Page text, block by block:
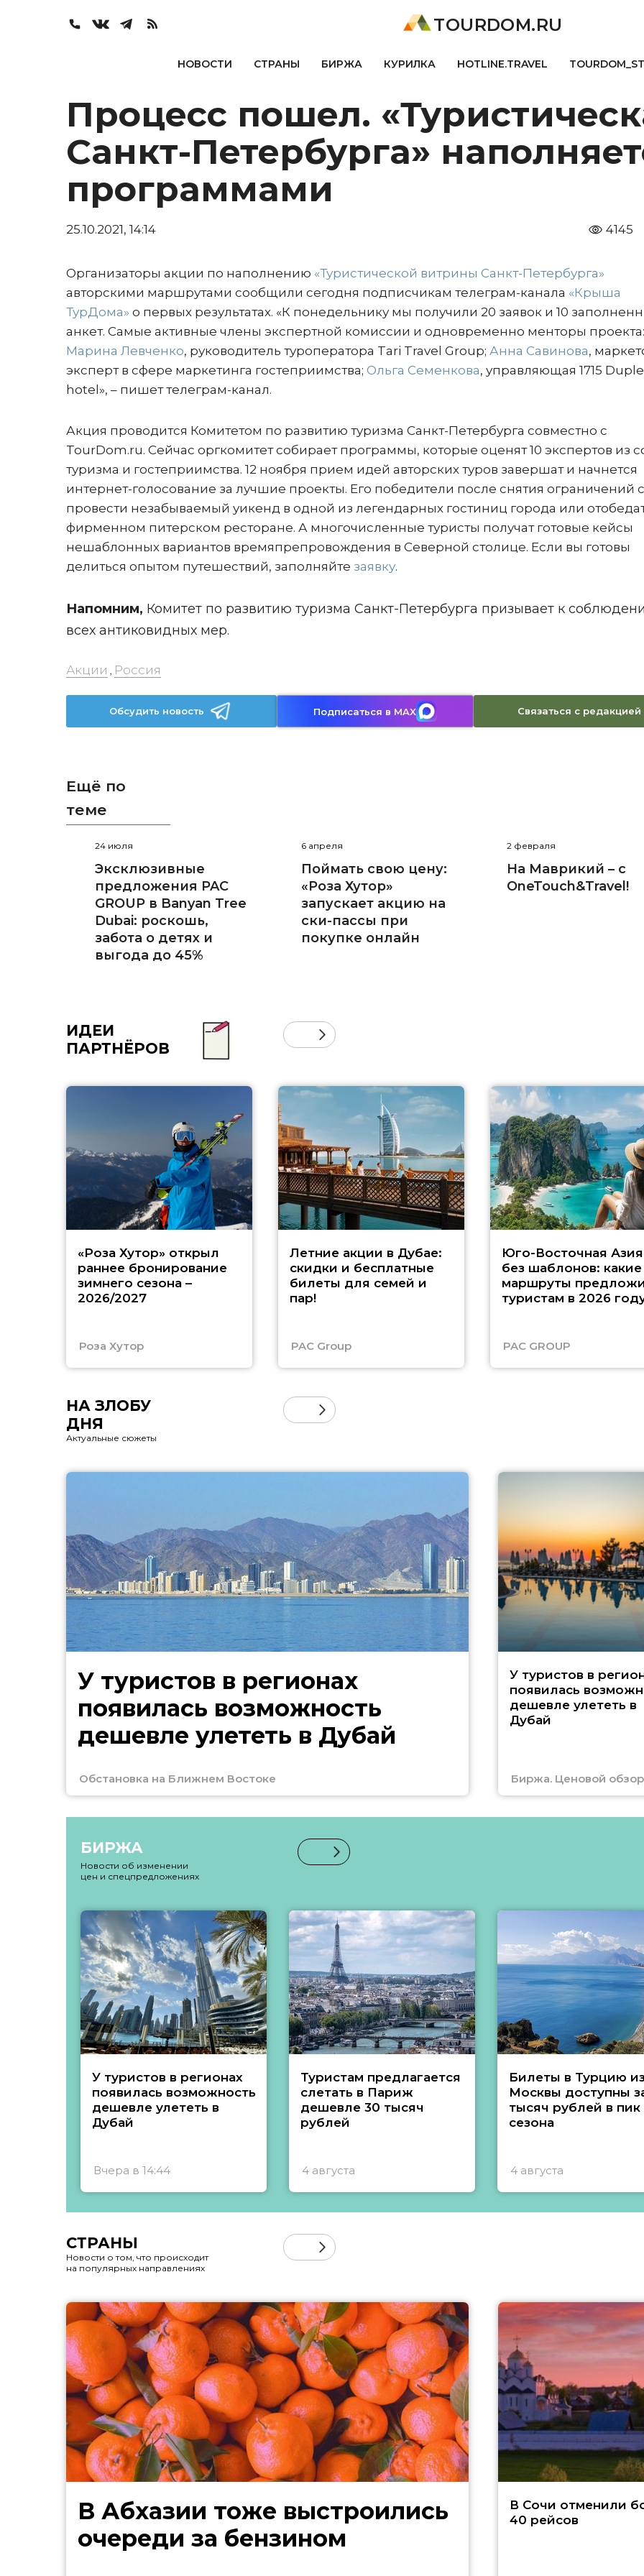
TOURDOM.RU
НОВОСТИ СТРАНЫ БИРЖА КУРИЛКА HOTLINE.TRAVEL
Процесс пошел.
Санкт-Петербурга»
программами
25.10.2021, 14:14 4145
Организаторы акции по наполнению «Туристической витрины Санкт-Петербурга»
авторскими маршрутами сообщили сегодня подписчикам телеграм-канала «Крыша
ТурДома» о первых результатах. «К понедельнику мы получили 20 заявок и 10
анкет. Самые активные члены экспертной комиссии и одновременно менторы проекта:
Марина Левченко, руководитель туроператора Tari Travel Group; Анна Савинова,
эксперт в сфере маркетинга гостеприимства; Ольга Семенкова, управляющая 1715
hotel», – пишет телеграм-канал.
Акция проводится Комитетом по развитию туризма Санкт-Петербурга совместно с
TourDom.ru. Сейчас оргкомитет собирает программы, которые оценят 10 экспертов из
туризма и гостеприимства. 12 ноября прием идей авторских туров завершат и начнется
интернет-голосование за лучшие проекты. Его победители после снятия ограничений
провести незабываемый уикенд в одной из легендарных гостиниц города или
фирменном питерском ресторане. А многочисленные туристы получат готовые кейсы
нешаблонных вариантов времяпрепровождения в Северной столице. Если вы готовы
делиться опытом путешествий, заполняйте заявку.
Напомним, Комитет по развитию туризма Санкт-Петербурга призывает к
всех антиковидных мер.
Акции , Россия
Обсудить новость Подписаться в MAX Связаться с редакцией
Ещё по
теме
24 июля
Эксклюзивные
предложения PAC
GROUP в Banyan Tree
Dubai: роскошь,
забота о детях и
выгода до 45%
6 апреля
Поймать свою цену:
«Роза Хутор»
запускает акцию на
ски-пассы при
покупке онлайн
2 февраля
На Маврикий – с
OneTouch&Travel!
ИДЕИ
ПАРТНЁРОВ
«Роза Хутор» открыл
раннее бронирование
зимнего сезона –
2026/2027
Роза Хутор
Летние акции в Дубае:
скидки и бесплатные
билеты для семей и
пар!
PAC Group
Юго-Восточная Азия
без шаблонов: какие
маршруты
туристам в 2026
PAC GROUP
НА ЗЛОБУ
ДНЯ
Актуальные сюжеты
У туристов в регионах
появилась возможность
дешевле улететь в Дубай
Обстановка на Ближнем Востоке
У туристов в
появилась
дешевле улететь в
Дубай
Биржа. Ценовой обзор
БИРЖА
Новости об изменении
цен и спецпредложениях
У туристов в регионах
появилась возможность
дешевле улететь в
Дубай
Вчера в 14:44
Туристам предлагается
слетать в Париж
дешевле 30 тысяч
рублей
4 августа
Билеты в Турцию из
Москвы доступны
тысяч рублей в пик
сезона
4 августа
СТРАНЫ
Новости о том, что происходит
на популярных направлениях
В Абхазии тоже выстроились
очереди за бензином
В Сочи отменили
40 рейсов